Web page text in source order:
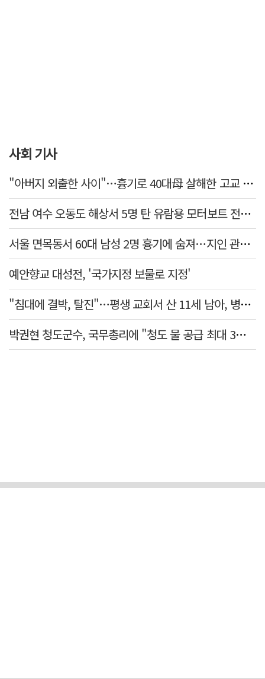
사회 기사
"아버지 외출한 사이"…흉기로 40대母 살해한 고교 자퇴생, 구속 기로에
전남 여수 오동도 해상서 5명 탄 유람용 모터보트 전복…2명 숨져
서울 면목동서 60대 남성 2명 흉기에 숨져…지인 관계로 추정
예안향교 대성전, '국가지정 보물로 지정'
"침대에 결박, 탈진"…평생 교회서 산 11세 남아, 병원 이송 끝 숨져
박권현 청도군수, 국무총리에 "청도 물 공급 최대 3만t 늘려달라"